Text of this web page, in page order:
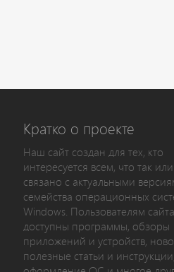
Кратко о проекте
Наш сайт создан для тех, кто
интересуется всем, что так
связано с актуальными
семейства операционных
Windows. Пользователям сайта
доступны программы, обзоры
приложений и устройств,
полезные статьи и